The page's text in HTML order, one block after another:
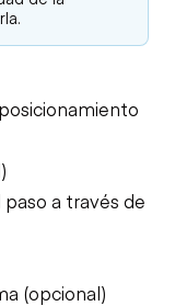
a través de
(opcional)